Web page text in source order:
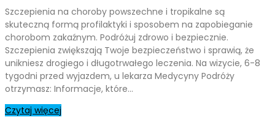
Szczepienia na choroby powszechne i tropikalne są
skuteczną formą profilaktyki i sposobem na zapobieganie
chorobom zakaźnym. Podróżuj zdrowo i bezpiecznie.
Szczepienia zwiększają Twoje bezpieczeństwo i sprawią, że
unikniesz drogiego i długotrwałego leczenia. Na wizycie, 6-8
tygodni przed wyjazdem, u lekarza Medycyny Podróży
otrzymasz: Informacje, które…
Czytaj więcej